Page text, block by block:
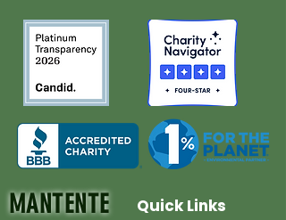
MANTENTE
Quick Links